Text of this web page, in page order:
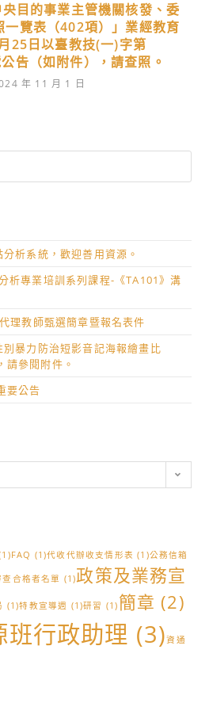
目的事業主管機關核發、委
一覽表（402項）」業經教育
25日以臺教技(一)字第
告（如附件），請查照。
年 11 月 1 日
析系統，歡迎善用資源。
析專業培訓系列課程-《TA101》溝
理教師甄選簡章暨報名表件
暴力防治短影音記海報繪畫比
請參閱附件。
要公告
FAQ (1)代收代辦收支情形表 (1)公務信箱
查合格者名單 (1)政策及業務宣
(1)特教宣導週 (1)研習 (1) 簡章 (2)
班行政助理 (3)資通